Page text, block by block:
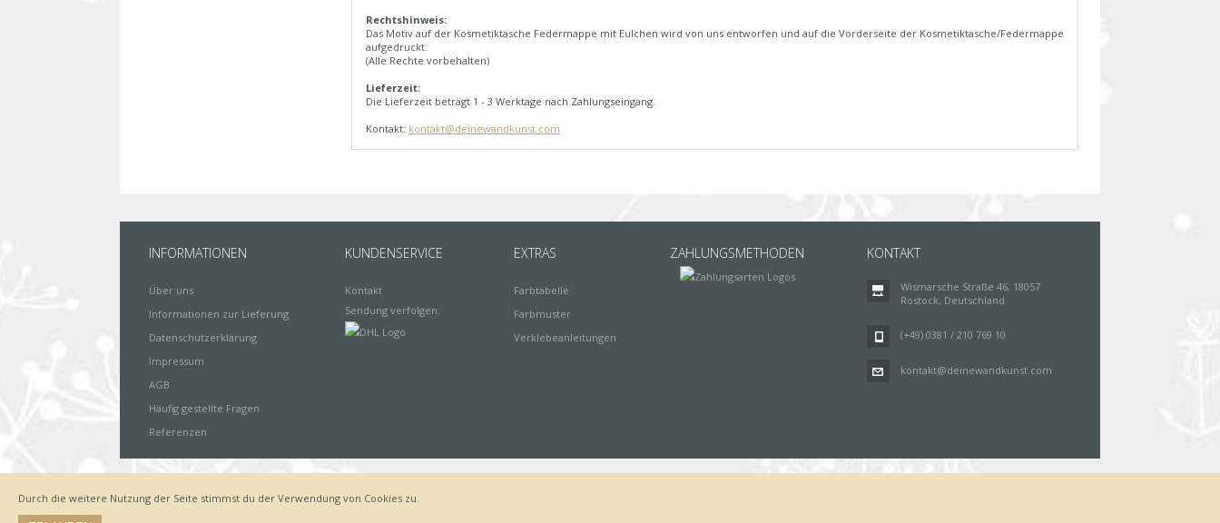
Rechtshinweis:
Das Motiv auf der Kosmetiktasche Federmappe mit Eulchen wird von uns entworfen und auf die Vorderseite der Kosmetiktasche/Federmappe
aufgedruckt.
(Alle Rechte vorbehalten)
Lieferzeit:
Die Lieferzeit beträgt 1 - 3 Werktage nach Zahlungseingang.
Kontakt: kontakt@deinewandkunst.com
INFORMATIONEN
Über uns
Informationen zur Lieferung
Datenschutzerklärung
Impressum
AGB
Häufig gestellte Fragen
Referenzen
KUNDENSERVICE
Kontakt
Sendung verfolgen:
EXTRAS
Farbtabelle
Farbmuster
Verklebeanleitungen
ZAHLUNGSMETHODEN KONTAKT
Wismarsche Straße 46, 18057
Rostock, Deutschland
(+49) 0381 / 210 769 10
kontakt@deinewandkunst.com
Durch die weitere Nutzung der Seite stimmst du der Verwendung von Cookies zu.